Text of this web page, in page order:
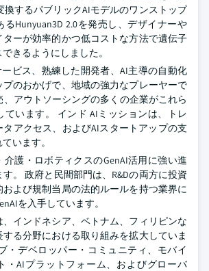
換するパブリックAIモデルのワンストップ
Hunyuan3D 2.0を発売し、デザイナーや
ーが効率的かつ低コストな方法で遺伝子
きるようにしました。
ビス、熟練した開発者、AI主導の自動化
のおかげで、地域の強力なプレーヤーで
、アウトソーシングの多くの企業がこれら
ています。 インド AIミッションは、トレ
タアクセス、およびAIスタートアップの支
います。
介護・ロボティクスのGenAI活用に強い進
。 政府と民間部門は、R&Dの両方に投資
および規制当局の法的ルールを持つ業界に
を入手しています。
インドネシア、ベトナム、フィリピンな
する分野における取り組みを拡大していま
・デベロッパー・コミュニティ、モバイ
・AIプラットフォーム、およびグローバ